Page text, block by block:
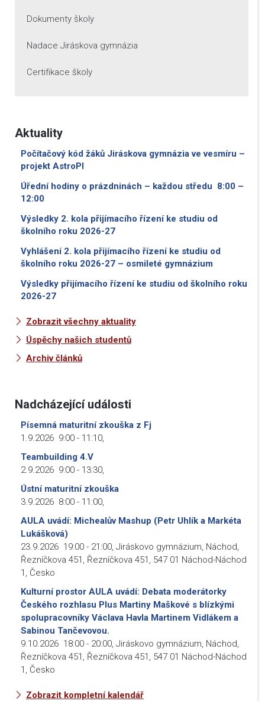
Dokumenty školy
Nadace Jiráskova gymnázia
Certifikace školy
Aktuality
Počítačový kód žáků Jiráskova gymnázia ve vesmíru –
projekt AstroPI
Úřední hodiny o prázdninách – každou středu 8:00 –
12:00
Výsledky 2. kola přijímacího řízení ke studiu od
školního roku 2026-27
Vyhlášení 2. kola přijímacího řízení ke studiu od
školního roku 2026-27 – osmileté gymnázium
Výsledky přijímacího řízení ke studiu od školního roku
2026-27
Zobrazit všechny aktuality
Úspěchy našich studentů
Archiv článků
Nadcházející události
Písemná maturitní zkouška z Fj
1.9.2026 9:00 - 11:10,
Teambuilding 4.V
2.9.2026 9:00 - 13:30,
Ústní maturitní zkouška
3.9.2026 8:00 - 11:00,
AULA uvádí: Michealův Mashup (Petr Uhlík a Markéta
Lukášková)
23.9.2026 19:00 - 21:00, Jiráskovo gymnázium, Náchod,
Řezníčkova 451, Řezníčkova 451, 547 01 Náchod-Náchod
1, Česko
Kulturní prostor AULA uvádí: Debata moderátorky
Českého rozhlasu Plus Martiny Maškové s blízkými
spolupracovníky Václava Havla Martinem Vidlákem a
Sabinou Tančevovou.
9.10.2026 18:00 - 20:00, Jiráskovo gymnázium, Náchod,
Řezníčkova 451, Řezníčkova 451, 547 01 Náchod-Náchod
1, Česko
Zobrazit kompletní kalendář